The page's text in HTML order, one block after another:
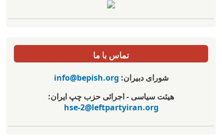
تماس با ما
شورای دبیران:info@bepish.org
هیئت سیاسی - اجرائی حزب چپ ایران:
hse-2@leftpartyiran.org